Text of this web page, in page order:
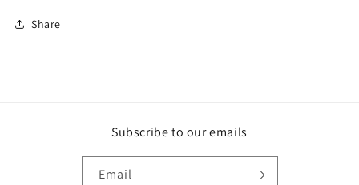
Share
Subscribe to our emails
Email